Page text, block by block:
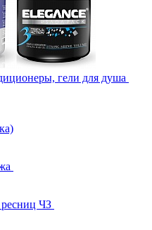
гели для душа
ЧЗ